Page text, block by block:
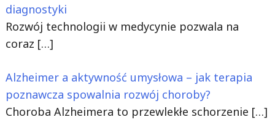
diagnostyki
Rozwój technologii w medycynie pozwala na
coraz […]
Alzheimer a aktywność umysłowa – jak terapia
poznawcza spowalnia rozwój choroby?
Choroba Alzheimera to przewlekłe schorzenie […]